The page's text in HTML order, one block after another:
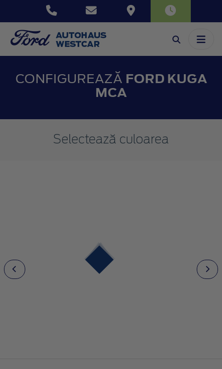
CONFIGUREAZĂ FORD KUGA
MCA
Selectează culoarea